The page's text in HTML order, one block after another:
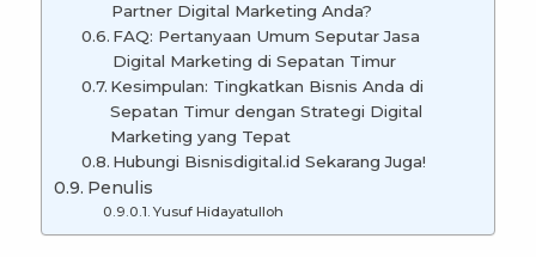
Partner Digital Marketing Anda?
FAQ: Pertanyaan Umum Seputar Jasa
Digital Marketing di Sepatan Timur
Kesimpulan: Tingkatkan Bisnis Anda di
Sepatan Timur dengan Strategi Digital
Marketing yang Tepat
Hubungi Bisnisdigital.id Sekarang Juga!
Penulis
Yusuf Hidayatulloh